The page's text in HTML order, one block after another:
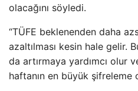
olacağını söyledi.
“TÜFE beklenenden daha
azaltılması kesin hale gelir.
da artırmaya yardımcı olur
haftanın en büyük şifreleme